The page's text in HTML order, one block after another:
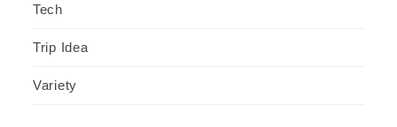
Tech
Trip Idea
Variety